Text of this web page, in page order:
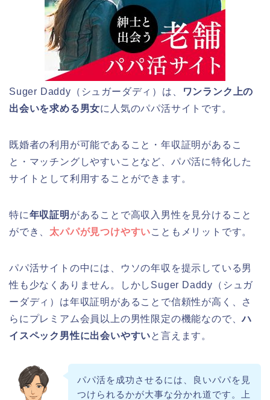
Suger Daddy（シュガーダディ）は、
ワンランク上の
出会いを求める男女に人気のパパ活サイトです。
既婚者の利用が可能であること・年収証明があるこ
と・マッチングしやすいことなど、パパ活に特化した
サイトとして利用することができます。
特に年収証明 があることで高収入男性を見分けること
ができ、 太パパが見つけやすいこともメリットです。
パパ活サイトの中には、ウソの年収を提示している男
性も少なくありません。しかしSuger Daddy（シュガ
ーダディ）は年収証明があることで信頼性が高く、さ
らにプレミアム会員以上の男性限定の機能なので、ハ
イスペック男性に出会いやすいと言えます。
パパ活を成功させるには、良いパパを見
つけられるかが大事な分かれ道です。上